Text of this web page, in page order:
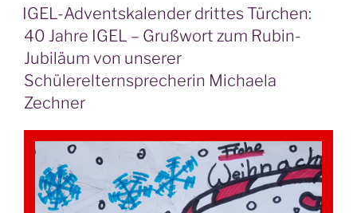
len­
der
sieb­
tes
Tür­
chen:
Jah­
IGEL
AM
IGEL-Adventskalender drittes Türchen:
40 Jahre IGEL – Grußwort zum Rubin-
Jubiläum von unserer
Schülerelternsprecherin Michaela
Zechner